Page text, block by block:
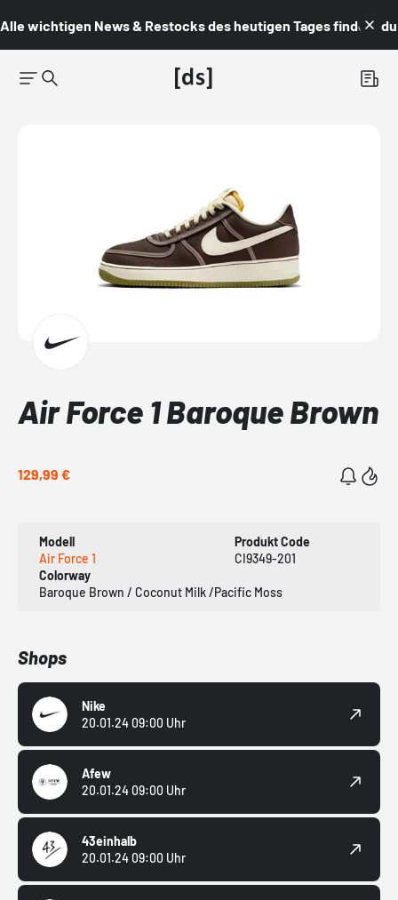
Alle wichtigen News & Restocks des heutigen Tages findest du
Air Force 1 Baroque Brown
129,99 €
Modell
Air Force 1
Produkt Code
CI9349-201
Colorway
Baroque Brown / Coconut Milk /Pacific Moss
Shops
Nike
20.01.24 09:00 Uhr
Afew
20.01.24 09:00 Uhr
43einhalb
20.01.24 09:00 Uhr